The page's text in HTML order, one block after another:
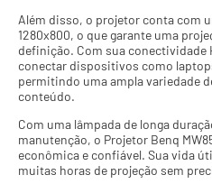
Além disso, o projetor conta com
1280x800, o que garante uma
definição. Com sua conectividade
conectar dispositivos como
permitindo uma ampla variedade
conteúdo.
Com uma lâmpada de longa
manutenção, o Projetor Benq
econômica e confiável. Sua vida
muitas horas de projeção sem